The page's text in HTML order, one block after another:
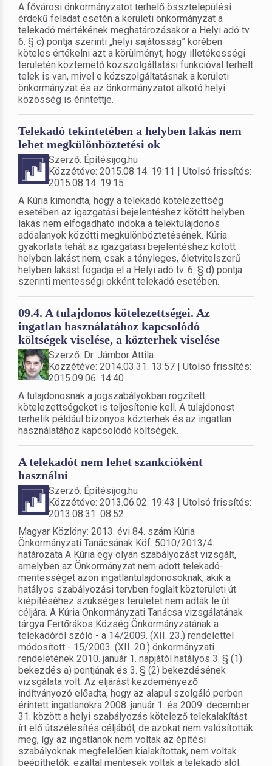
A fővárosi önkormányzatot terhelő össztelepülési
érdekű feladat esetén a kerületi önkormányzat a
telekadó mértékének meghatározásakor a Helyi adó tv.
6. § c) pontja szerinti „helyi sajátosság” körében
köteles értékelni azt a körülményt, hogy illetékességi
területén köztemető közszolgáltatási funkcióval terhelt
telek is van, mivel e közszolgáltatásnak a kerületi
önkormányzat és az önkormányzatot alkotó helyi
közösség is érintettje.
Telekadó tekintetében a helyben lakás nem
lehet megkülönböztetési ok
Szerző: Építésijog.hu
Közzétéve: 2015.08.14. 19:11 | Utolsó frissítés:
2015.08.14. 19:15
A Kúria kimondta, hogy a telekadó kötelezettség
esetében az igazgatási bejelentéshez kötött helyben
lakás nem elfogadható indoka a telektulajdonos
adóalanyok közötti megkülönböztetésének. Kúria
gyakorlata tehát az igazgatási bejelentéshez kötött
helyben lakást nem, csak a tényleges, életvitelszerű
helyben lakást fogadja el a Helyi adó tv. 6. § d) pontja
szerinti mentességi okként telekadó esetében.
09.4. A tulajdonos kötelezettségei. Az
ingatlan használatához kapcsolódó
költségek viselése, a közterhek viselése
Szerző: Dr. Jámbor Attila
Közzétéve: 2014.03.31. 13:57 | Utolsó frissítés:
2015.09.06. 14:40
A tulajdonosnak a jogszabályokban rögzített
kötelezettségeket is teljesítenie kell. A tulajdonost
terhelik például bizonyos közterhek és az ingatlan
használatához kapcsolódó költségek.
A telekadót nem lehet szankcióként
használni
Szerző: Építésijog.hu
Közzétéve: 2013.06.02. 19:43 | Utolsó frissítés:
2013.08.31. 08:52
Magyar Közlöny: 2013. évi 84. szám Kúria
Önkormányzati Tanácsának Köf. 5010/2013/4.
határozata A Kúria egy olyan szabályozást vizsgált,
amelyben az Önkormányzat nem adott telekadó-
mentességet azon ingatlantulajdonosoknak, akik a
hatályos szabályozási tervben foglalt közterületi út
kiépítéséhez szükséges területet nem adták le út
céljára. A Kúria Önkormányzati Tanácsa vizsgálatának
tárgya Fertőrákos Község Önkormányzatának a
telekadóról szóló - a 14/2009. (XII. 23.) rendelettel
módosított - 15/2003. (XII. 20.) önkormányzati
rendeletének 2010. január 1. napjától hatályos 3. § (1)
bekezdés a) pontjának és 3. § (2) bekezdésének
vizsgálata volt. Az eljárást kezdeményező
indítványozó előadta, hogy az alapul szolgáló perben
érintett ingatlanokra 2008. január 1. és 2009. december
31. között a helyi szabályozás kötelező telekalakítást
írt elő útszélesítés céljából, de azokat nem valósították
meg, így az ingatlanok nem voltak az építési
szabályoknak megfelelően kialakítottak, nem voltak
beépíthetők, ezáltal mentesek voltak a telekadó alól.